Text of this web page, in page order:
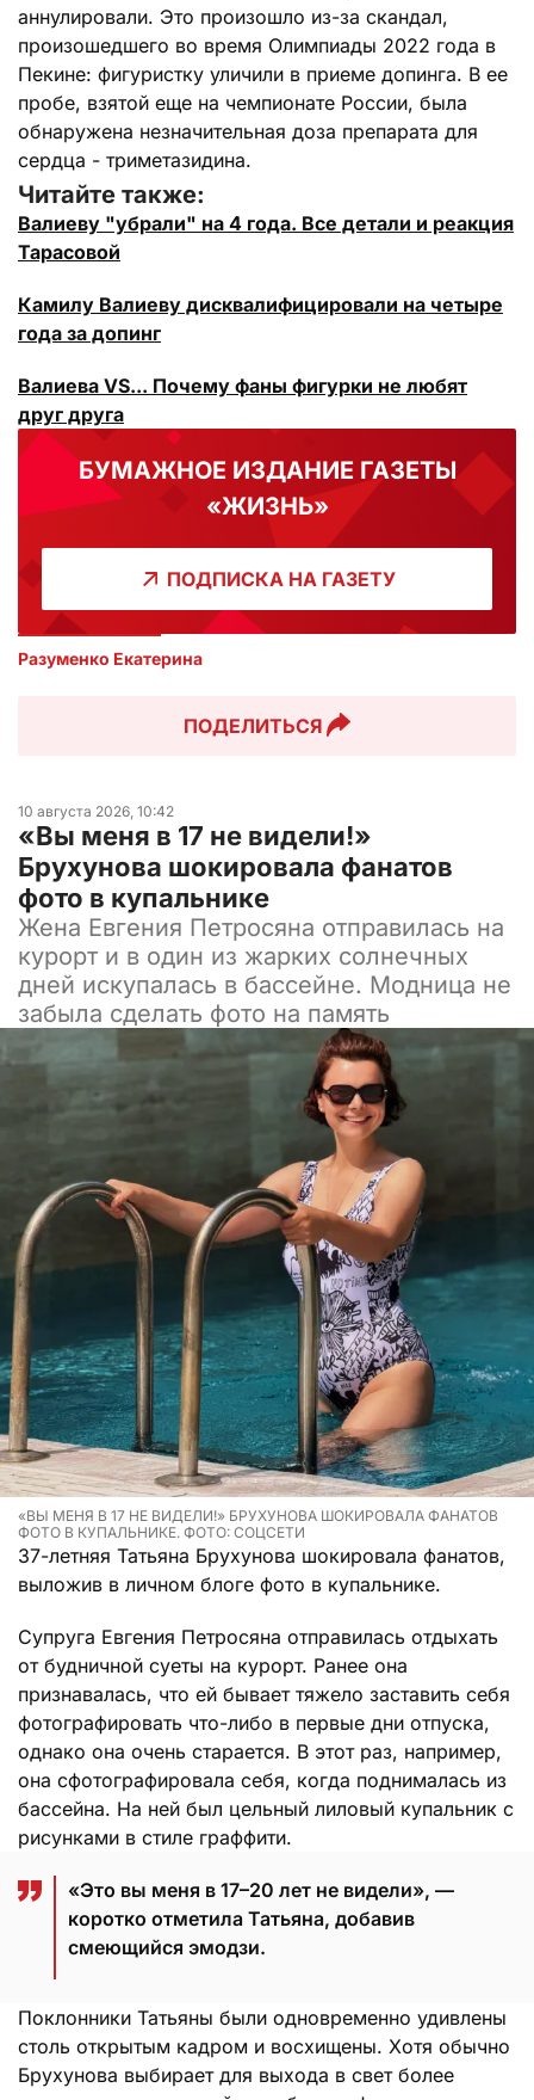
аннулировали. Это произошло из-за скандал,
произошедшего во время Олимпиады 2022 года в
Пекине: фигуристку уличили в приеме допинга. В ее
пробе, взятой еще на чемпионате России, была
обнаружена незначительная доза препарата для
сердца - триметазидина.
Читайте также:
Валиеву "убрали" на 4 года. Все детали и реакция
Тарасовой
Камилу Валиеву дисквалифицировали на четыре
года за допинг
Валиева VS... Почему фаны фигурки не любят
друг друга
БУМАЖНОЕ ИЗДАНИЕ ГАЗЕТЫ
«ЖИЗНЬ»
ПОДПИСКА НА ГАЗЕТУ
Разуменко Екатерина
ПОДЕЛИТЬСЯ
10 августа 2026, 10:42
«Вы меня в 17 не видели!»
Брухунова шокировала фанатов
фото в купальнике
Жена Евгения Петросяна отправилась на
курорт и в один из жарких солнечных
дней искупалась в бассейне. Модница не
забыла сделать фото на память
«ВЫ МЕНЯ В 17 НЕ ВИДЕЛИ!» БРУХУНОВА ШОКИРОВАЛА ФАНАТОВ
ФОТО В КУПАЛЬНИКЕ. ФОТО: СОЦСЕТИ
37-летняя Татьяна Брухунова шокировала фанатов,
выложив в личном блоге фото в купальнике.
Супруга Евгения Петросяна отправилась отдыхать
от будничной суеты на курорт. Ранее она
признавалась, что ей бывает тяжело заставить себя
фотографировать что-либо в первые дни отпуска,
однако она очень старается. В этот раз, например,
она сфотографировала себя, когда поднималась из
бассейна. На ней был цельный лиловый купальник с
рисунками в стиле граффити.
«Это вы меня в 17–20 лет не видели», —
коротко отметила Татьяна, добавив
смеющийся эмодзи.
Поклонники Татьяны были одновременно удивлены
столь открытым кадром и восхищены. Хотя обычно
Брухунова выбирает для выхода в свет более